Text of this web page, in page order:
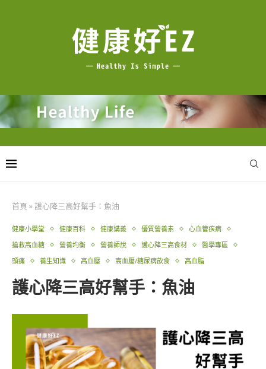
首頁 »護心降三高好幫手：魚油
健康小學堂 健康百科 健康講義 優質營養素
心血管疾病
搶救高血糖
營養均衡 營養師說 護心降三高食材
醫學專區
頭痛
養生知識 高血壓 高血壓/糖尿病飲食 高血脂
護心降三高好幫手：魚油